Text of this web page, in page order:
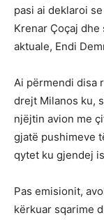
pasi ai deklaroi
Krenar Çoçaj
aktuale, Endi
Ai përmendi disa
drejt Milanos ku,
njëjtin avion me
gjatë pushimeve
qytet ku gjendej
Pas emisionit,
kërkuar sqarime